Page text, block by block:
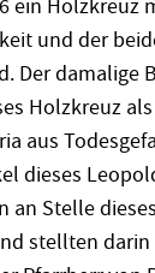
ein Holzkreuz
und der
Der damalige
Holzkreuz
aus
dieses
an Stelle
stellten